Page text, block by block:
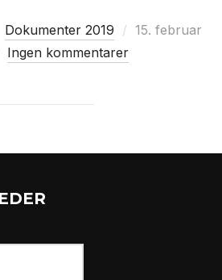
Dokumenter 2019
Udgivet
15. februar
Ingen kommentarer